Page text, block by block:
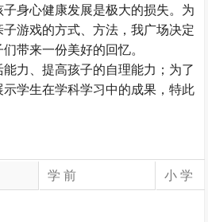
身心健康发展是极大的损失。为
游戏的方式、方法，我广场决定
带来一份美好的回忆。
力、提高孩子的自理能力；为了
学生在学科学习中的成果，特此
学 前 小 学